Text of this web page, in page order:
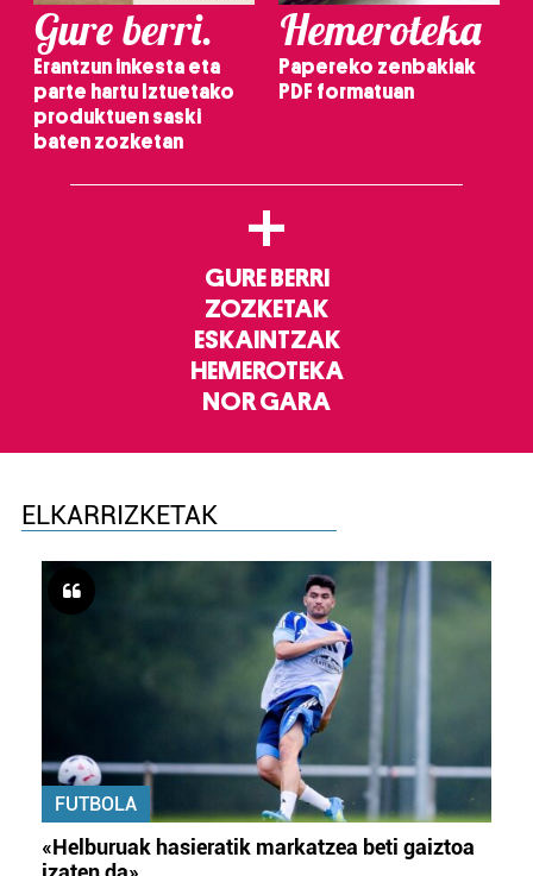
Gure berri.
Erantzun inkesta eta
parte hartu Iztuetako
produktuen saski
baten zozketan
Hemeroteka
Papereko zenbakiak
PDF formatuan
+
GURE BERRI
ZOZKETAK
ESKAINTZAK
HEMEROTEKA
NOR GARA
ELKARRIZKETAK
FUTBOLA
«Helburuak hasieratik markatzea beti gaiztoa